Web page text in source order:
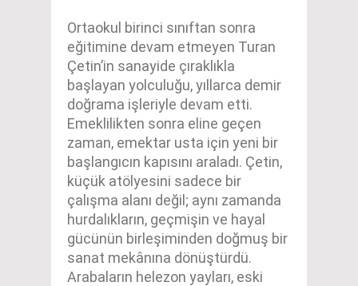
Ortaokul birinci sınıftan sonra
eğitimine devam etmeyen Turan
Çetin’in sanayide çıraklıkla
başlayan yolculuğu, yıllarca demir
doğrama işleriyle devam etti.
Emeklilikten sonra eline geçen
zaman, emektar usta için yeni bir
başlangıcın kapısını araladı. Çetin,
küçük atölyesini sadece bir
çalışma alanı değil; aynı zamanda
hurdalıkların, geçmişin ve hayal
gücünün birleşiminden doğmuş bir
sanat mekânına dönüştürdü.
Arabaların helezon yayları, eski